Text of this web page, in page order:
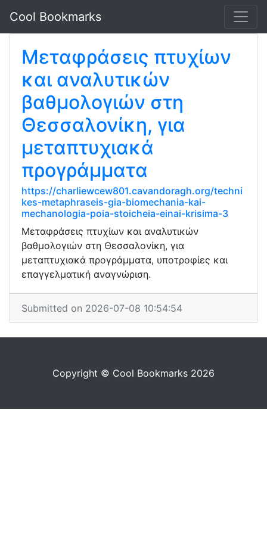
Cool Bookmarks
Μεταφράσεις πτυχίων
και αναλυτικών
βαθμολογιών στη
Θεσσαλονίκη, για
μεταπτυχιακά
προγράμματα
https://charliewcew801.cavandoragh.org/techni
kes-metaphraseis-gia-biomechania-kai-
mechanologia-poia-stoicheia-einai-krisima-3
Μεταφράσεις πτυχίων και αναλυτικών
βαθμολογιών στη Θεσσαλονίκη, για
μεταπτυχιακά προγράμματα, υποτροφίες και
επαγγελματική αναγνώριση.
Submitted on 2026-07-08 10:54:54
Copyright © Cool Bookmarks 2026